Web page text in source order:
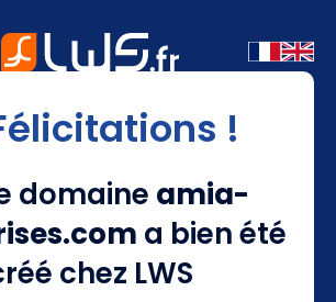
!
domaine amia-
a bien été
chez LWS